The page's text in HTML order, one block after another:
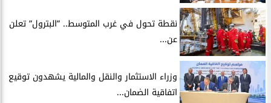
​نقطة تحول في غرب المتوسط.. ”البترول” تعلن
عن...
​وزراء الاستثمار والنقل والمالية يشهدون توقيع
اتفاقية الضمان...